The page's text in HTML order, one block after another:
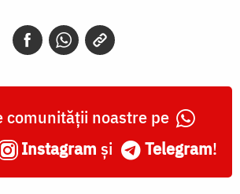
comunității noastre pe
Instagram și Telegram!